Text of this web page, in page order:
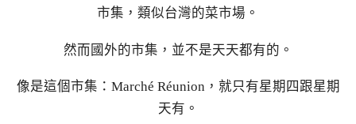
市集，類似台灣的菜市場。
然而國外的市集，並不是天天都有的。
像是這個市集：Marché Réunion，就只有星期四跟星期
天有。